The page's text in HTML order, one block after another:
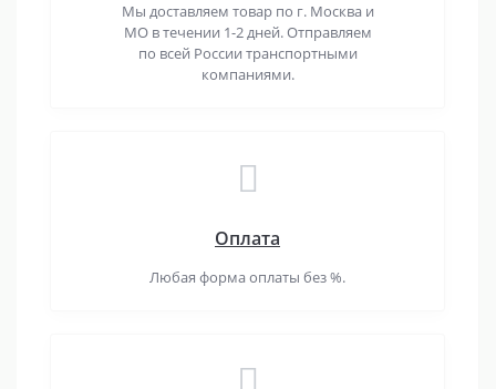
Мы доставляем товар по г. Москва и
МО в течении 1-2 дней. Отправляем
по всей России транспортными
компаниями.
Оплата
Любая форма оплаты без %.